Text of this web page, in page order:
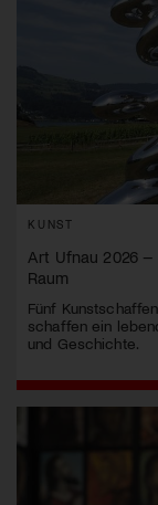
KUNST
Art Ufnau 2026 –
Raum
Fünf
schaffen ein
und Geschichte.